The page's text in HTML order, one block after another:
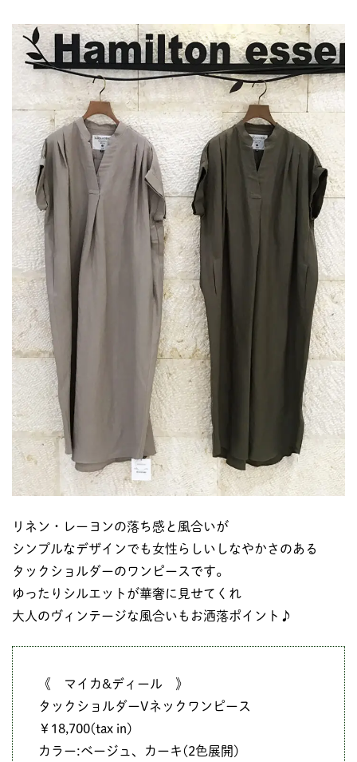
リネン・レーヨンの落ち感と風合いが
シンプルなデザインでも女性らしいしなやかさのある
タックショルダーのワンピースです。
ゆったりシルエットが華奢に見せてくれ
大人のヴィンテージな風合いもお洒落ポイント♪
《 マイカ&ディール 》
タックショルダーVネックワンピース
￥18,700(tax in)
カラー:ベージュ、カーキ(2色展開)